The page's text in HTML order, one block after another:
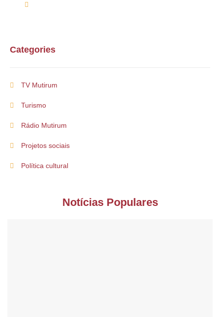
Categories
TV Mutirum
Turismo
Rádio Mutirum
Projetos sociais
Política cultural
Notícias Populares